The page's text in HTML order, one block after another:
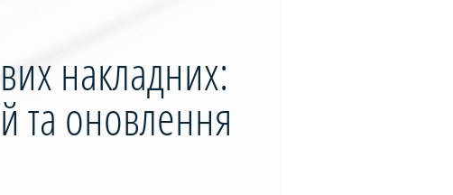
накладних:
та оновлення